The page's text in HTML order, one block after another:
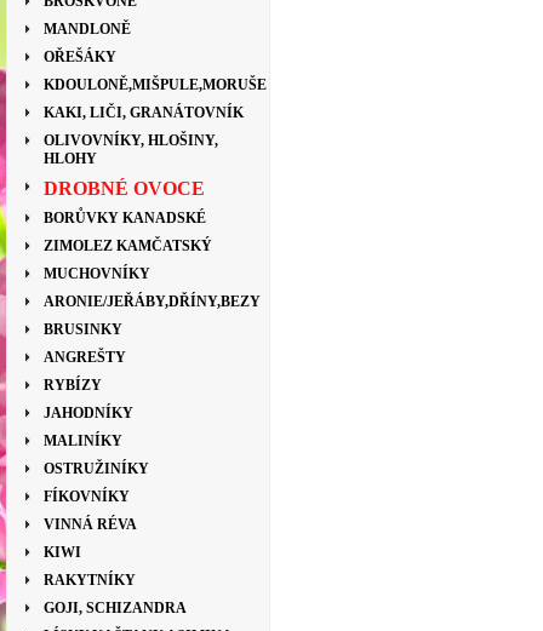
MANDLONĚ
OŘEŠÁKY
KDOULONĚ,MIŠPULE,MORUŠE
KAKI, LIČI, GRANÁTOVNÍK
OLIVOVNÍKY, HLOŠINY,
HLOHY
DROBNÉ OVOCE
BORŮVKY KANADSKÉ
ZIMOLEZ KAMČATSKÝ
MUCHOVNÍKY
ARONIE/JEŘÁBY,DŘÍNY,BEZY
BRUSINKY
ANGREŠTY
RYBÍZY
JAHODNÍKY
MALINÍKY
OSTRUŽINÍKY
FÍKOVNÍKY
VINNÁ RÉVA
KIWI
RAKYTNÍKY
GOJI, SCHIZANDRA